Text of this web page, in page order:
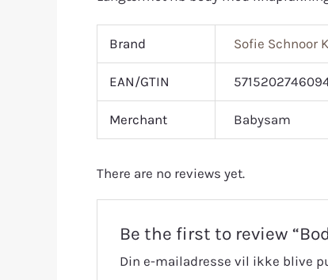
Brand Sofie Schnoor
EAN/GTIN
Merchant Babysam
There are no reviews yet.
Be the first to review
Din e-mailadresse vil ikke blive